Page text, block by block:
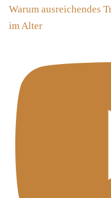
Warum ausreichendes
im Alter